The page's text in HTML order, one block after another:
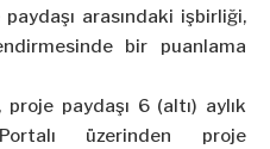
arasındaki işbirliği,
bir puanlama
paydaşı 6 (altı) aylık
üzerinden proje